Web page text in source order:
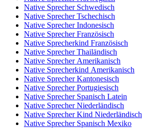
Native Sprecher Schwedisch
Native Sprecher Tschechisch
Native Sprecher Indonesisch
Native Sprecher Französisch
Native Sprecherkind Französisch
Native Sprecher Thailändisch
Native Sprecher Amerikanisch
Native Sprecherkind Amerikanisch
Native Sprecher Kantonesisch
Native Sprecher Portugiesisch
Native Sprecher Spanisch Latein
Native Sprecher Niederländisch
Native Sprecher Kind Niederländisch
Native Sprecher Spanisch Mexiko